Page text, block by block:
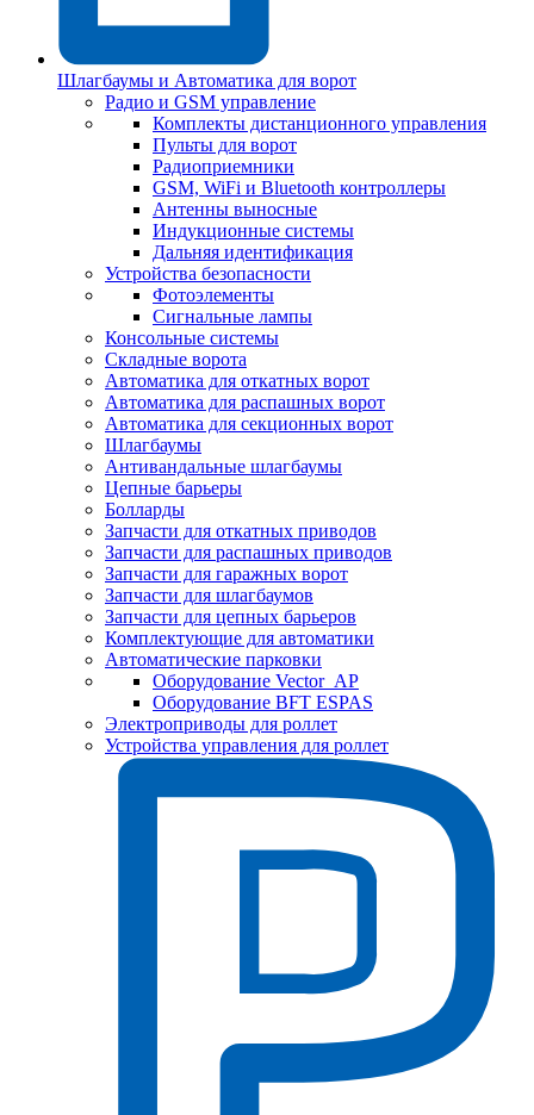
Шлагбаумы и Автоматика для ворот
Радио и GSM управление
Комплекты дистанционного управления
Пульты для ворот
Радиоприемники
GSM, WiFi и Bluetooth контроллеры
Антенны выносные
Индукционные системы
Дальняя идентификация
Устройства безопасности
Фотоэлементы
Сигнальные лампы
Консольные системы
Складные ворота
Автоматика для откатных ворот
Автоматика для распашных ворот
Автоматика для секционных ворот
Шлагбаумы
Антивандальные шлагбаумы
Цепные барьеры
Болларды
Запчасти для откатных приводов
Запчасти для распашных приводов
Запчасти для гаражных ворот
Запчасти для шлагбаумов
Запчасти для цепных барьеров
Комплектующие для автоматики
Автоматические парковки
Оборудование Vector_AP
Оборудование BFT ESPAS
Электроприводы для роллет
Устройства управления для роллет